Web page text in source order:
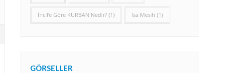
İncil’e Göre KURBAN Nedir? (1) İsa Mesih (1)
GÖRSELLER